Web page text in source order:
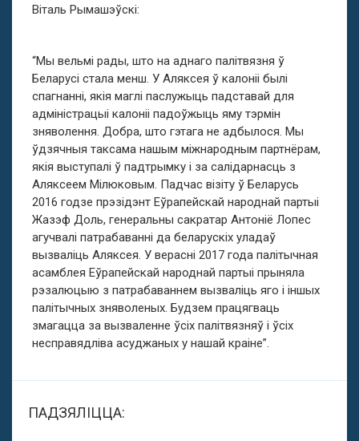
Віталь Рымашэўскі:
“Мы вельмі рады, што на аднаго палітвязня ў
Беларусі стала менш. У Аляксея ў калоніі былі
спагнанні, якія маглі паслужыць падставай для
адміністрацыі калоніі падоўжыць яму тэрмін
зняволення. Добра, што гэтага не адбылося. Мы
ўдзячныя таксама нашым міжнародным партнёрам,
якія выступалі ў падтрымку і за салідарнасць з
Аляксеем Мілюковым. Падчас візіту ў Беларусь
2016 годзе прэзідэнт Еўрапейскай народнай партыі
Жазэф Доль, генеральны сакратар Антоніё Лопес
агучвалі патрабаванні да беларускіх уладаў
вызваліць Аляксея. У верасні 2017 года палітычная
асамблея Еўрапейскай народнай партыі прыняла
рэзалюцыю з патрабаваннем вызваліць яго і іншых
палітычных зняволеных. Будзем працягваць
змагацца за вызваленне ўсіх палітвязняў і ўсіх
несправядліва асуджаных у нашай краіне”.
ПАДЗЯЛІЦЦА: